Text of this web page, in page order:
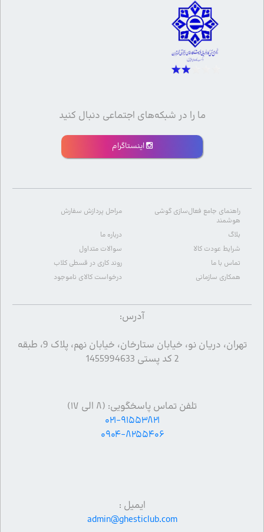
ما را در شبکه‌های اجتماعی دنبال کنید
اینستاگرام
راهنمای جامع فعال‌سازی گوشی
هوشمند
مراحل پردازش سفارش
بلاگ
درباره ما
شرایط عودت کالا
سوالات متداول
تماس با ما
روند کاری در قسطی کلاب
همکاری سازمانی
درخواست کالای ناموجود
آدرس:
تهران، دریان نو، خیابان ستارخان، خیابان نهم، پلاک 9، طبقه
2 کد پستی 1455994633
تلفن تماس پاسخگویی: (۸ الی ۱۷)
۰۲۱-۹۱۵۵۳۸۲۱
۰۹۰۴-۸۲۵۵۴۰۶
ایمیل :
admin@ghesticlub.com